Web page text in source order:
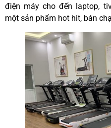
điện máy cho đến laptop,
một sản phẩm hot hit, bán